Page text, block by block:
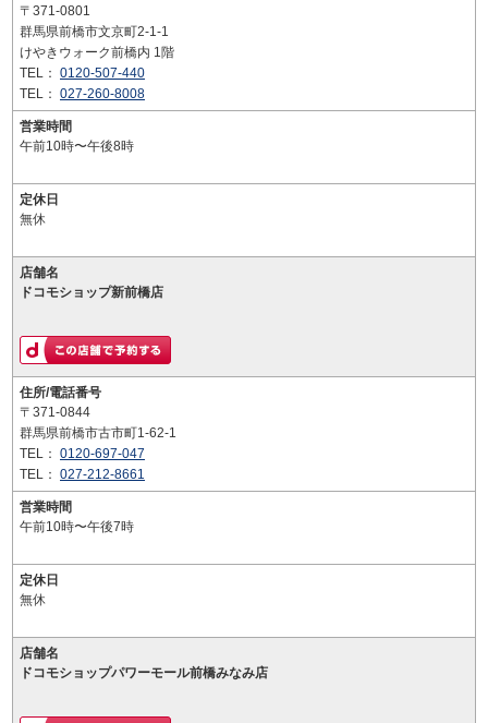
〒371-0801
群馬県前橋市文京町2-1-1
けやきウォーク前橋内 1階
TEL： 0120-507-440
TEL： 027-260-8008
営業時間
午前10時〜午後8時
定休日
無休
店舗名
ドコモショップ新前橋店
住所/電話番号
〒371-0844
群馬県前橋市古市町1-62-1
TEL： 0120-697-047
TEL： 027-212-8661
営業時間
午前10時〜午後7時
定休日
無休
店舗名
ドコモショップパワーモール前橋みなみ店